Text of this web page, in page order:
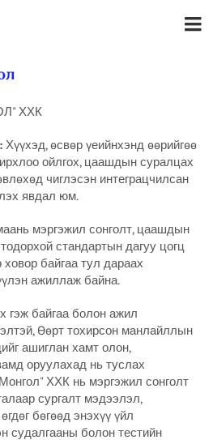
ХХК
Хүүхэд, өсвөр үеийнхэнд өөрийгөө
ойлгох, цаашдын суралцах
чиглэсэн интеграцчилсан
явдал юм.
мэргэжил сонголт, цаашдын
стандартын дагуу цогц
ховор байгаа тул дараах
ажиллаж байна.
гэж байгаа болон ажил
Өөрт тохирсон манлайллын
ашиглан хамт олон,
оруулахад нь туслах
ХХК нь мэргэжил сонголт
сургалт мэдээлэл,
бөгөөд энэхүү үйл
судалгааны болон тестийн